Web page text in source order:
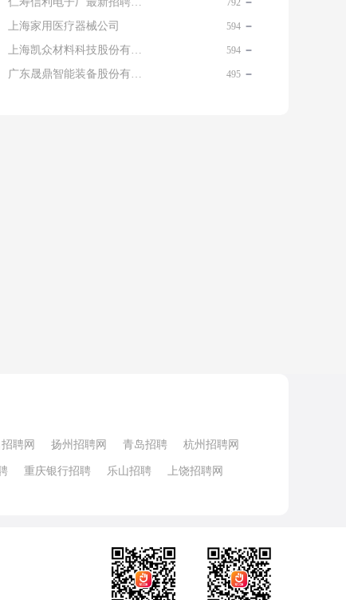
792
上海家用医疗器械公司 594
上海凯众材料科技股份有限公司招聘电话 594
广东晟鼎智能装备股份有限公司 495
聘网 扬州招聘网 青岛招聘 杭州招聘网
重庆银行招聘 乐山招聘 上饶招聘网